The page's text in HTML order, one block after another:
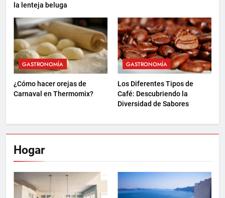
la lenteja beluga
GASTRONOMÍA
¿Cómo hacer orejas de
Carnaval en Thermomix?
GASTRONOMÍA
Los Diferentes Tipos de
Café: Descubriendo la
Diversidad de Sabores
Hogar